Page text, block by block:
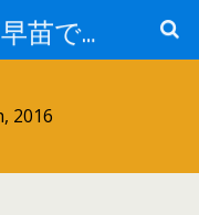
こんにちは！加藤早苗です。
2016